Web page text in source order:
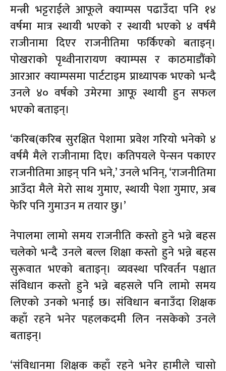
मन्त्री भट्टराईले आफूले क्याम्पस पढाउँदा पनि १४
वर्षमा मात्र स्थायी भएको र स्थायी भएको ४ वर्षमै
राजीनामा दिएर राजनीतिमा फर्किएको बताइन्।
पोखराको पृथ्वीनारायण क्याम्पस र काठमाडौंको
आरआर क्याम्पसमा पार्टटाइम प्राध्यापक भएको भन्दै
उनले ४० वर्षको उमेरमा आफू स्थायी हुन सफल
भएको बताइन्।
‘करिब(करिब सुरक्षित पेशामा प्रवेश गरियो भनेको ४
वर्षमै मैले राजीनामा दिए। कतिपयले पेन्सन पकाएर
राजनीतिमा आइन् पनि भने,’ उनले भनिन्, ‘राजनीतिमा
आउँदा मैले मेरो साथ गुमाए, स्थायी पेशा गुमाए, अब
फेरि पनि गुमाउन म तयार छु।’
नेपालमा लामो समय राजनीति कस्तो हुने भन्ने बहस
चलेको भन्दै उनले बल्ल शिक्षा कस्तो हुने भन्ने बहस
सुरूवात भएको बताइन्। व्यवस्था परिवर्तन पश्चात
संविधान कस्तो हुने भन्ने बहसले पनि लामो समय
लिएको उनको भनाई छ। संविधान बनाउँदा शिक्षक
कहाँ रहने भनेर पहलकदमी लिन नसकेको उनले
बताइन्।
‘संविधानमा शिक्षक कहाँ रहने भनेर हामीले चासो